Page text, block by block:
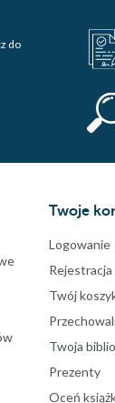
do
Twoje
Logowanie
Rejestracja
Twój
Twoja
Prezenty
Oceń